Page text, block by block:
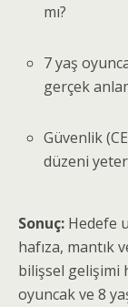
mı?
7 yaş
gerçek
Güvenlik
düzeni
Sonuç: Hedefe
hafıza, mantık
bilişsel gelişimi
oyuncak ve 8